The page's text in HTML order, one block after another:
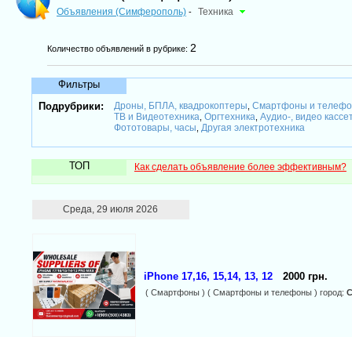
Объявления (Симферополь) - Техника
Количество объявлений в рубрике: 2
Фильтры
Подрубрики:
Дроны, БПЛА, квадрокоптеры Смартфоны и
ТВ и Видеотехника Оргтехника Аудио-, видео
Фототовары, часы Другая электротехника
ТОП Как сделать объявление более эффективным?
Среда, 29 июля 2026
iPhone 17,16, 15,14, 13, 12 2000 грн.
( Смартфоны ) ( Смартфоны и телефоны ) город: